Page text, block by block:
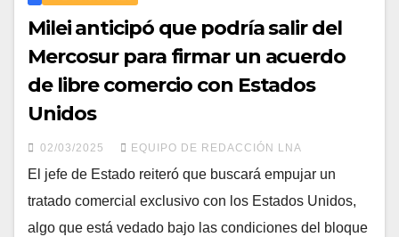
Milei anticipó que podría salir del
Mercosur para firmar un acuerdo
de libre comercio con Estados
Unidos
02/03/2025 EQUIPO DE REDACCIÓN LNA
El jefe de Estado reiteró que buscará empujar un
tratado comercial exclusivo con los Estados Unidos,
algo que está vedado bajo las condiciones del bloque